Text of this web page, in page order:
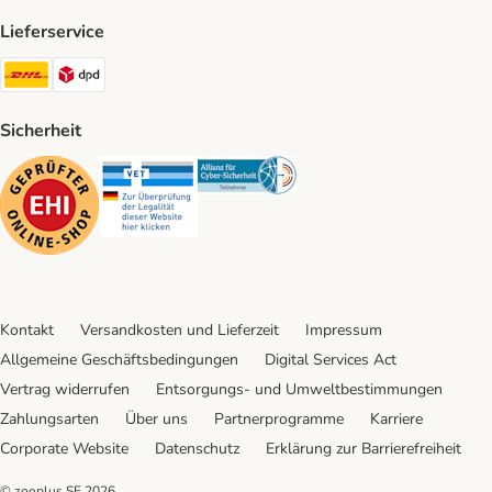
Lieferservice
DHL Shipping Method
Sicherheit
Security Security Security
Kontakt Versandkosten und Lieferzeit
Impressum
Allgemeine Geschäftsbedingungen
Digital Services Act
Vertrag widerrufen
Entsorgungs- und Umweltbestimmungen
Zahlungsarten
Über uns Partnerprogramme
Karriere
Corporate Website
Datenschutz Erklärung zur Barrierefreiheit